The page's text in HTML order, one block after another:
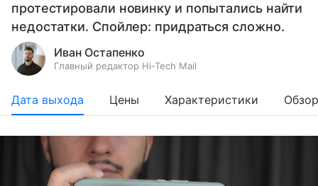
протестировали новинку и попытались найти
недостатки. Спойлер: придраться сложно.
Иван Остапенко
Главный редактор Hi-Tech Mail
Дата выхода Цены Характеристики Обзор